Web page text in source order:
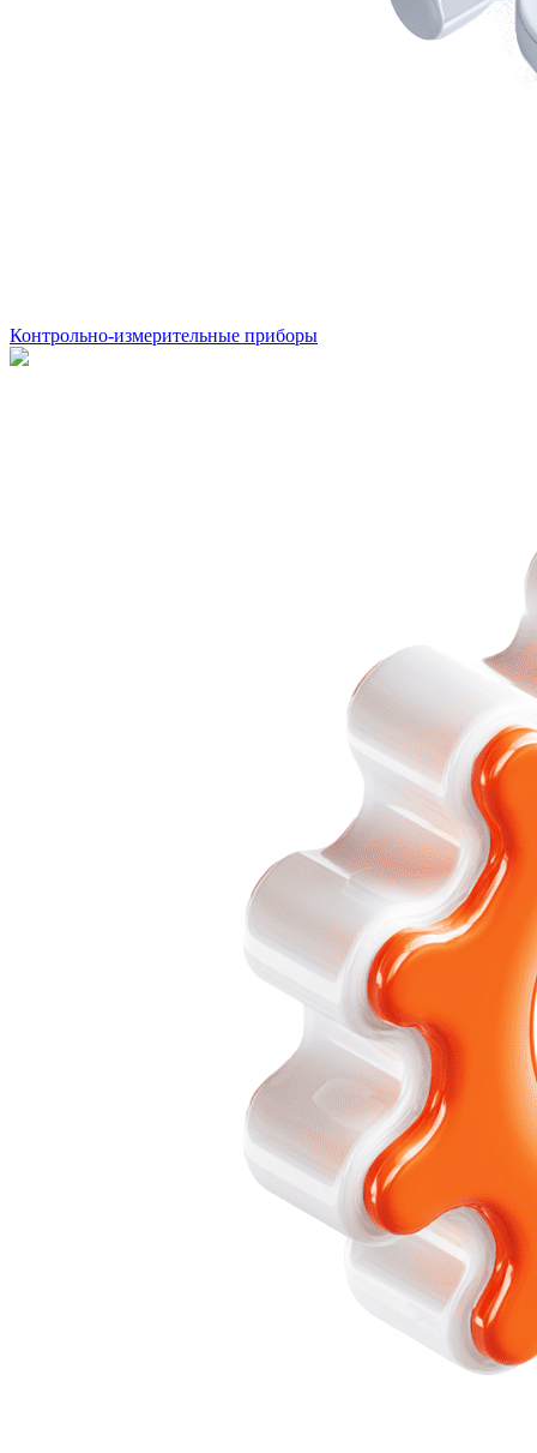
Контрольно-измерительные приборы